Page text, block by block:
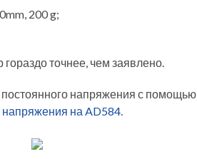
200 g;
гораздо точнее, чем заявлено.
напряжения с помощью
напряжения на AD584.